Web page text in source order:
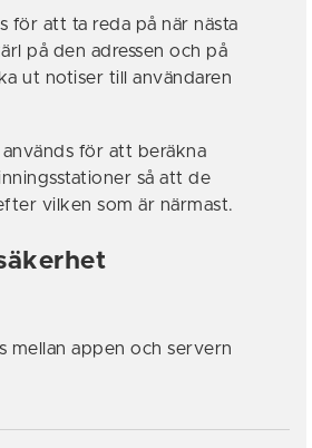
för att ta reda på när nästa
på den adressen och på
ut notiser till användaren
för att beräkna
så att de
vilken som är närmast.
mellan appen och servern